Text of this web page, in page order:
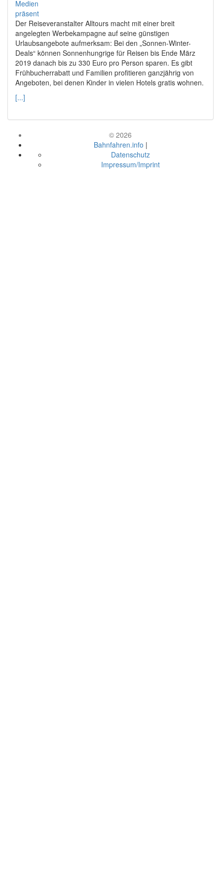
Der Reiseveranstalter Alltours macht mit einer breit
angelegten Werbekampagne auf seine günstigen
Urlaubsangebote aufmerksam: Bei den „Sonnen-Winter-
Deals“ können Sonnenhungrige für Reisen bis Ende März
2019 danach bis zu 330 Euro pro Person sparen. Es gibt
Frühbucherrabatt und Familien profitieren ganzjährig von
Angeboten, bei denen Kinder in vielen Hotels gratis wohnen.
[...]
© 2026
Bahnfahren.info |
Datenschutz
Impressum/Imprint